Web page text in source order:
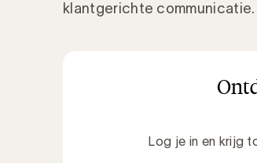
klantgerichte communicatie.
Log je in en krijg